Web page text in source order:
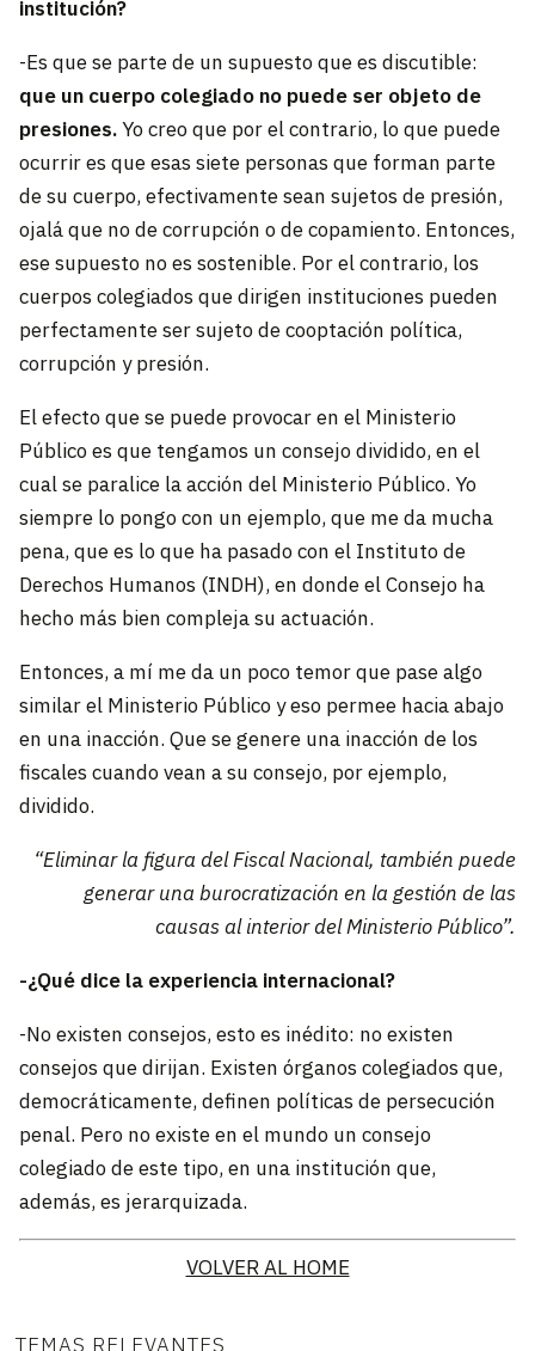
institución?
-Es que se parte de un supuesto que es discutible:
que un cuerpo colegiado no puede ser objeto de
presiones.Yo creo que por el contrario, lo que puede
ocurrir es que esas siete personas que forman parte
de su cuerpo, efectivamente sean sujetos de presión,
ojalá que no de corrupción o de copamiento. Entonces,
ese supuesto no es sostenible. Por el contrario, los
cuerpos colegiados que dirigen instituciones pueden
perfectamente ser sujeto de cooptación política,
corrupción y presión.
El efecto que se puede provocar en el Ministerio
Público es que tengamos un consejo dividido, en el
cual se paralice la acción del Ministerio Público. Yo
siempre lo pongo con un ejemplo, que me da mucha
pena, que es lo que ha pasado con el Instituto de
Derechos Humanos (INDH), en donde el Consejo ha
hecho más bien compleja su actuación.
Entonces, a mí me da un poco temor que pase algo
similar el Ministerio Público y eso permee hacia abajo
en una inacción. Que se genere una inacción de los
fiscales cuando vean a su consejo, por ejemplo,
dividido.
“Eliminar la figura del Fiscal Nacional, también puede
generar una burocratización en la gestión de las
causas al interior del Ministerio Público”.
-¿Qué dice la experiencia internacional?
-No existen consejos, esto es inédito: no existen
consejos que dirijan. Existen órganos colegiados que,
democráticamente, definen políticas de persecución
penal. Pero no existe en el mundo un consejo
colegiado de este tipo, en una institución que,
además, es jerarquizada.
VOLVER AL HOME
TEMAS RELEVANTES